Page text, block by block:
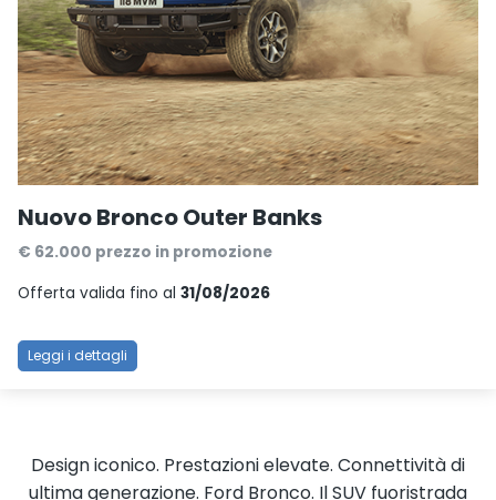
Nuovo Bronco Outer Banks
€ 62.000 prezzo in promozione
Offerta valida fino al 31/08/2026
Leggi i dettagli
Design iconico. Prestazioni elevate. Connettività di
ultima generazione. Ford Bronco. Il SUV fuoristrada